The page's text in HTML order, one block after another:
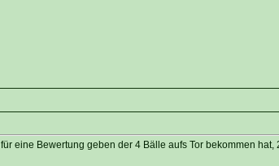
eine Bewertung geben der 4 Bälle aufs Tor bekommen hat,